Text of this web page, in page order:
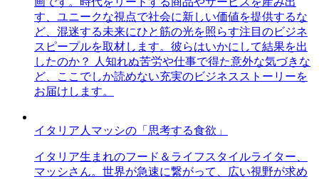
す、ユニークな視点で社会に新しい価値を提供するな
ど、混迷する未来にひと筋の光を照らす注目のビジネ
スピープルを取材します。彼らはいかにして結果を出
したのか？ 人知れぬ苦労や仕事で得た意外な気づきな
ど、ここでしか読めない充実のビジネスストーリーを
お届けします。
イタリア人マッシの「思考する食欲」
イタリア生まれのフード＆ライフスタイルライター、
マッシさん。世界が急速に繋がって、広い視野が求め